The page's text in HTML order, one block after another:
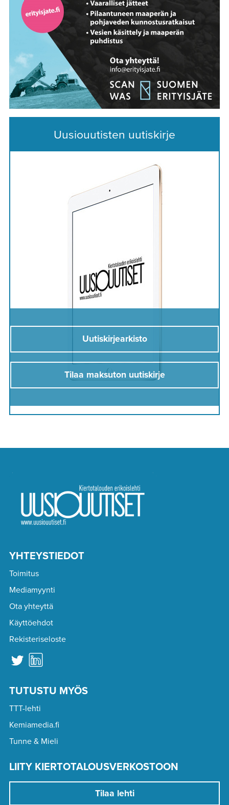
Uusiouutisten uutiskirje
Uutiskirjearkisto
Tilaa maksuton uutiskirje
YHTEYSTIEDOT
Toimitus
Mediamyynti
Ota yhteyttä
Käyttöehdot
Rekisteriseloste
TUTUSTU MYÖS
TTT-lehti
Kemiamedia.fi
Tunne & Mieli
LIITY KIERTOTALOUSVERKOSTOON
Tilaa lehti